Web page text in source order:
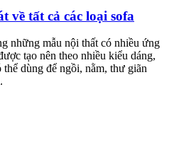
về tất cả các loại sofa
những mẫu nội thất có nhiều ứng
tạo nên theo nhiều kiểu dáng,
thể dùng để ngồi, nằm, thư giãn